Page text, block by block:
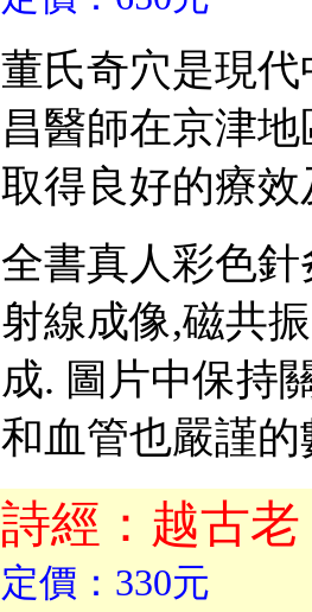
董氏奇穴是現
昌醫師在京津
取得良好的療
全書真人彩色
射線成像,磁共
成. 圖片中保持
和血管也嚴謹
詩經：越古
定價：330元